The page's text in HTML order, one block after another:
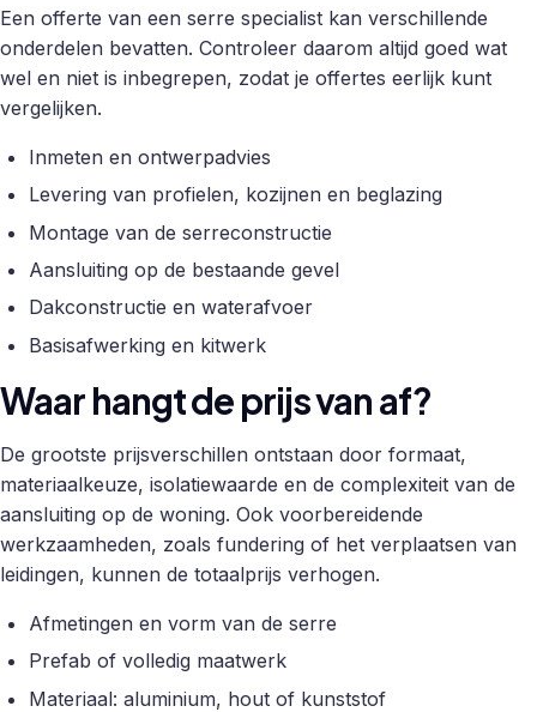
Een offerte van een serre specialist kan verschillende
onderdelen bevatten. Controleer daarom altijd goed wat
wel en niet is inbegrepen, zodat je offertes eerlijk kunt
vergelijken.
Inmeten en ontwerpadvies
Levering van profielen, kozijnen en beglazing
Montage van de serreconstructie
Aansluiting op de bestaande gevel
Dakconstructie en waterafvoer
Basisafwerking en kitwerk
Waar hangt de prijs van af?
De grootste prijsverschillen ontstaan door formaat,
materiaalkeuze, isolatiewaarde en de complexiteit van de
aansluiting op de woning. Ook voorbereidende
werkzaamheden, zoals fundering of het verplaatsen van
leidingen, kunnen de totaalprijs verhogen.
Afmetingen en vorm van de serre
Prefab of volledig maatwerk
Materiaal: aluminium, hout of kunststof